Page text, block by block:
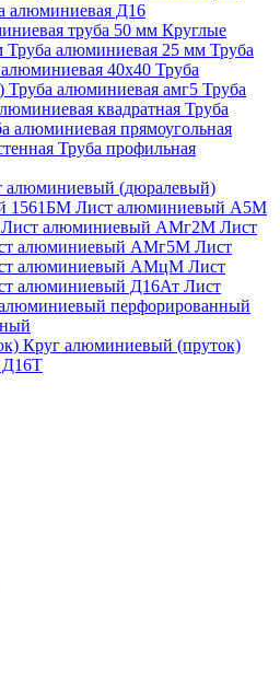
алюминиевая Д16
труба 50 мм Круглые
Труба алюминиевая 25 мм Труба
40х40 Труба
Труба алюминиевая амг5 Труба
квадратная Труба
алюминиевая прямоугольная
Труба профильная
алюминиевый (дюралевый)
1561БМ Лист алюминиевый А5М
Лист алюминиевый АМг2М Лист
алюминиевый АМг5М Лист
алюминиевый АМцМ Лист
алюминиевый Д16Ат Лист
перфорированный
Круг алюминиевый (пруток)
Д16Т